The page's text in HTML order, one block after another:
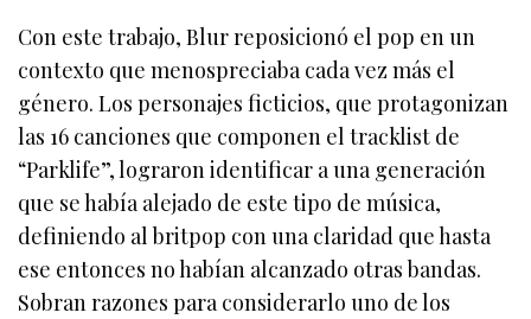
Con este trabajo, Blur reposicionó el pop en un
contexto que menospreciaba cada vez más el
género. Los personajes ficticios, que protagonizan
las 16 canciones que componen el tracklist de
“Parklife”, lograron identificar a una generación
que se había alejado de este tipo de música,
definiendo al britpop con una claridad que hasta
ese entonces no habían alcanzado otras bandas.
Sobran razones para considerarlo uno de los